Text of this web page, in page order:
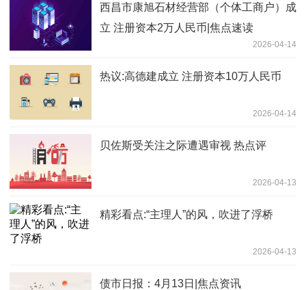
西昌市康旭石材经营部（个体工商户）成
立 注册资本2万人民币|焦点速读
2026-04-14
热议:高德建成立 注册资本10万人民币
2026-04-14
贝佐斯受关注之际遭遇审视 热点评
2026-04-13
精彩看点:“主理人”的风，吹进了浮桥
2026-04-13
债市日报：4月13日|焦点资讯